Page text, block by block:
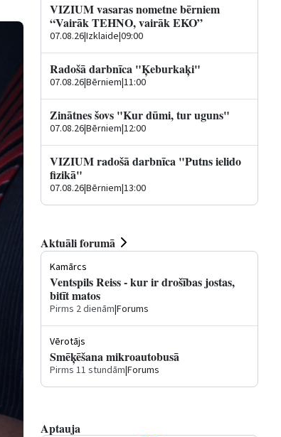
VIZIUM vasaras nometne bērniem
“Vairāk TEHNO, vairāk EKO”
07.08.26|Izklaide|09:00
Radošā darbnīca "Ķeburkaķi"
07.08.26|Bērniem|11:00
Zinātnes šovs "Kur dūmi, tur uguns"
07.08.26|Bērniem|12:00
VIZIUM radošā darbnīca "Putns ielido
fizikā"
07.08.26|Bērniem|13:00
Aktuāli forumā
Kamārcs
Ventspils Reiss - kur ir drošības jostas,
bitīt matos
Pirms 2 dienām|Forums
Vērotājs
Smēķēšana mikroautobusā
Pirms 11 stundām|Forums
Aptauja